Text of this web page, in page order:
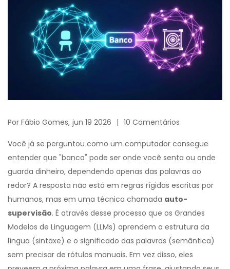
Por Fábio Gomes, jun 19 2026 10 Comentários
Você já se perguntou como um computador consegue
entender que "banco" pode ser onde você senta ou onde
guarda dinheiro, dependendo apenas das palavras ao
redor? A resposta não está em regras rígidas escritas por
humanos, mas em uma técnica chamada auto-
supervisão. É através desse processo que os Grandes
Modelos de Linguagem (LLMs) aprendem a estrutura da
língua (sintaxe) e o significado das palavras (semântica)
sem precisar de rótulos manuais. Em vez disso, eles